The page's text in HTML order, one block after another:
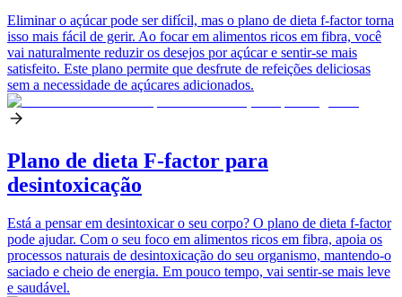
Eliminar o açúcar pode ser difícil, mas o plano de dieta f-factor torna
isso mais fácil de gerir. Ao focar em alimentos ricos em fibra, você
vai naturalmente reduzir os desejos por açúcar e sentir-se mais
satisfeito. Este plano permite que desfrute de refeições deliciosas
sem a necessidade de açúcares adicionados.
Plano de dieta F-factor para
desintoxicação
Está a pensar em desintoxicar o seu corpo? O plano de dieta f-factor
pode ajudar. Com o seu foco em alimentos ricos em fibra, apoia os
processos naturais de desintoxicação do seu organismo, mantendo-o
saciado e cheio de energia. Em pouco tempo, vai sentir-se mais leve
e saudável.